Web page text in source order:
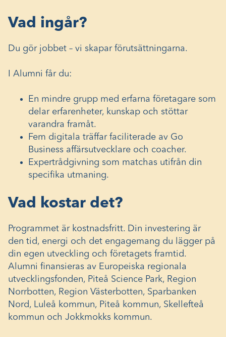
Vad ingår?
Du gör jobbet – vi skapar förutsättningarna.
I Alumni får du:
En mindre grupp med erfarna företagare som
delar erfarenheter, kunskap och stöttar
varandra framåt.
Fem digitala träffar faciliterade av Go
Business affärsutvecklare och coacher.
Expertrådgivning som matchas utifrån din
specifika utmaning.
Vad kostar det?
Programmet är kostnadsfritt. Din investering är
den tid, energi och det engagemang du lägger på
din egen utveckling och företagets framtid.
Alumni finansieras av Europeiska regionala
utvecklingsfonden, Piteå Science Park, Region
Norrbotten, Region Västerbotten, Sparbanken
Nord, Luleå kommun, Piteå kommun, Skellefteå
kommun och Jokkmokks kommun.